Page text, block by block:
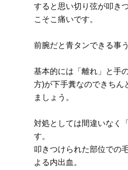
すると思い切り弦が叩き
こそこ痛いです。
前腕だと青タンできる事
基本的には「離れ」と手
方)が下手糞なのできちん
ましょう。
対処としては間違いなく「
す。
叩きつけられた部位での
よる内出血。